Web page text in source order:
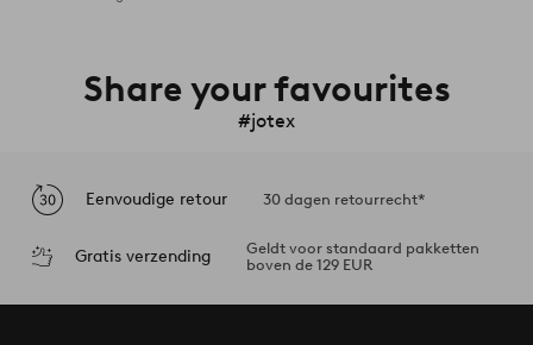
Share your favourites
#jotex
Eenvoudige retour 30 dagen retourrecht*
Gratis verzending
Geldt voor standaard pakketten
boven de 129 EUR